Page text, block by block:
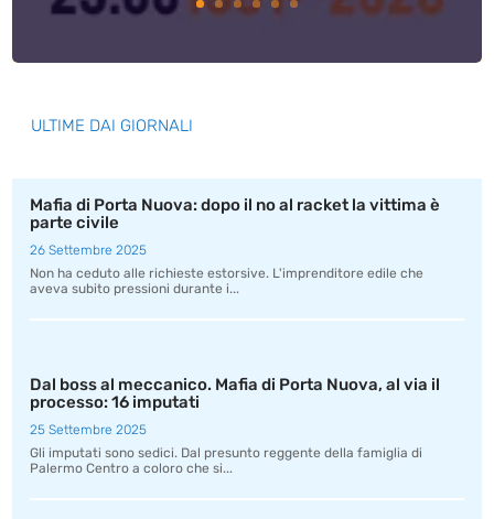
ULTIME DAI GIORNALI
Mafia di Porta Nuova: dopo il no al racket la vittima è
parte civile
26 Settembre 2025
Non ha ceduto alle richieste estorsive. L'imprenditore edile che
aveva subito pressioni durante i...
Dal boss al meccanico. Mafia di Porta Nuova, al via il
processo: 16 imputati
25 Settembre 2025
Gli imputati sono sedici. Dal presunto reggente della famiglia di
Palermo Centro a coloro che si...